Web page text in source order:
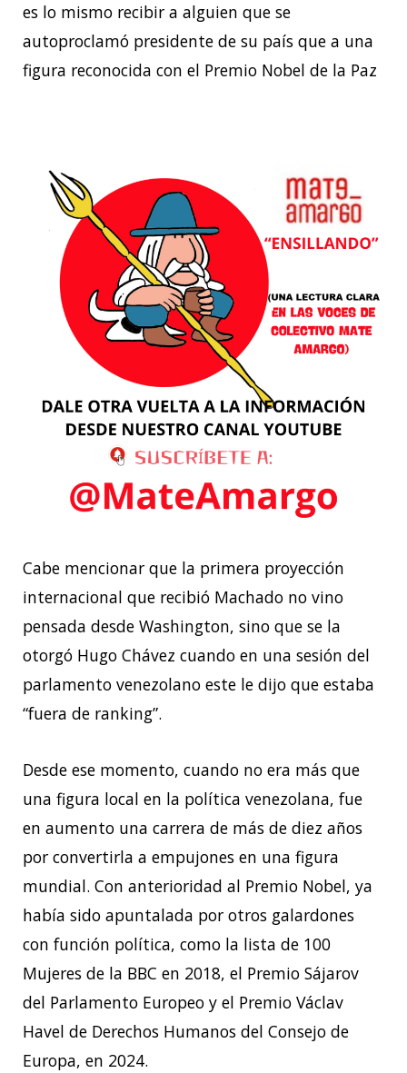
es lo mismo recibir a alguien que se
autoproclamó presidente de su país que a una
figura reconocida con el Premio Nobel de la Paz
Cabe mencionar que la primera proyección
internacional que recibió Machado no vino
pensada desde Washington, sino que se la
otorgó Hugo Chávez cuando en una sesión del
parlamento venezolano este le dijo que estaba
“fuera de ranking”.
Desde ese momento, cuando no era más que
una figura local en la política venezolana, fue
en aumento una carrera de más de diez años
por convertirla a empujones en una figura
mundial. Con anterioridad al Premio Nobel, ya
había sido apuntalada por otros galardones
con función política, como la lista de 100
Mujeres de la BBC en 2018, el Premio Sájarov
del Parlamento Europeo y el Premio Václav
Havel de Derechos Humanos del Consejo de
Europa, en 2024.